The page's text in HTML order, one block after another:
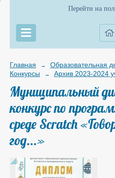
Перейти на
Главная → Образовательная
Конкурсы → Архив 2023-2024
Муниципальный
конкурс по
среде Scratch
год...»